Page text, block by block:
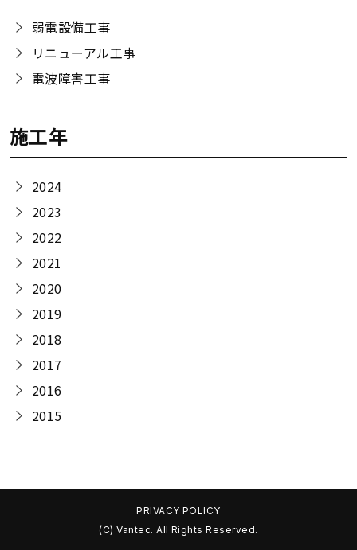
弱電設備工事
リニューアル工事
電波障害工事
施工年
2024
2023
2022
2021
2020
2019
2018
2017
2016
2015
PRIVACY POLICY
(C) Vantec. All Rights Reserved.